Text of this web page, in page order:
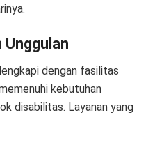
dengan fasilitas
kebutuhan
disabilitas. Layanan yang